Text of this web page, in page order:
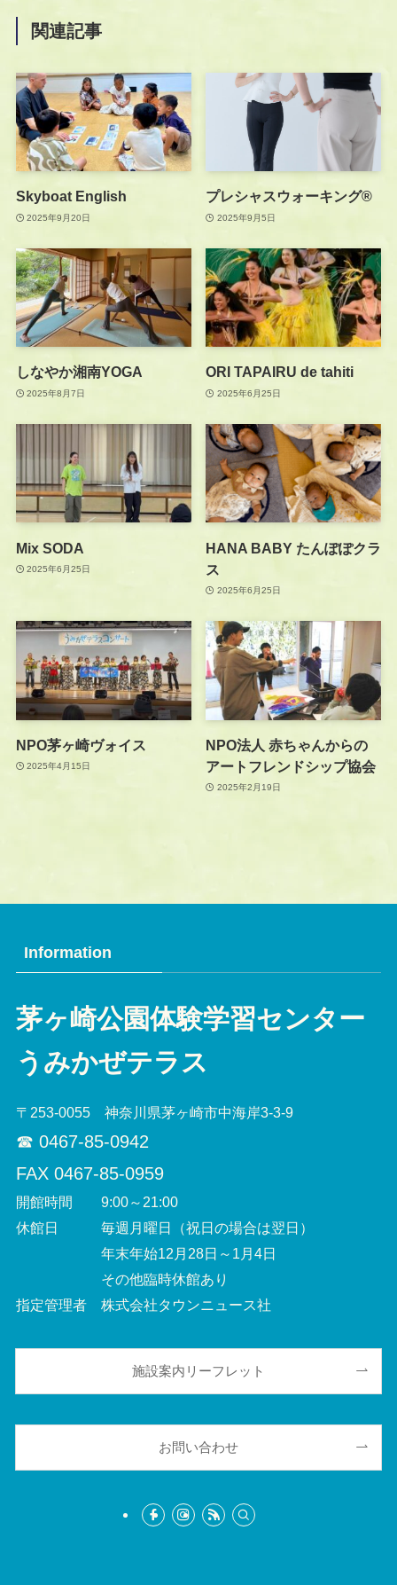
関連記事
Skyboat English
2025年9月20日
プレシャスウォーキング®︎
2025年9月5日
しなやか湘南YOGA
2025年8月7日
ORI TAPAIRU de tahiti
2025年6月25日
Mix SODA
2025年6月25日
HANA BABY たんぽぽクラ
ス
2025年6月25日
NPO茅ヶ崎ヴォイス
2025年4月15日
NPO法人 赤ちゃんからの
アートフレンドシップ協会
2025年2月19日
Information
茅ヶ崎公園体験学習センター
うみかぜテラス
〒253-0055 神奈川県茅ヶ崎市中海岸3-3-9
☎︎ 0467-85-0942
FAX 0467-85-0959
開館時間 9:00～21:00
休館日 毎週月曜日（祝日の場合は翌日）
年末年始12月28日～1月4日
その他臨時休館あり
指定管理者 株式会社タウンニュース社
施設案内リーフレット
お問い合わせ